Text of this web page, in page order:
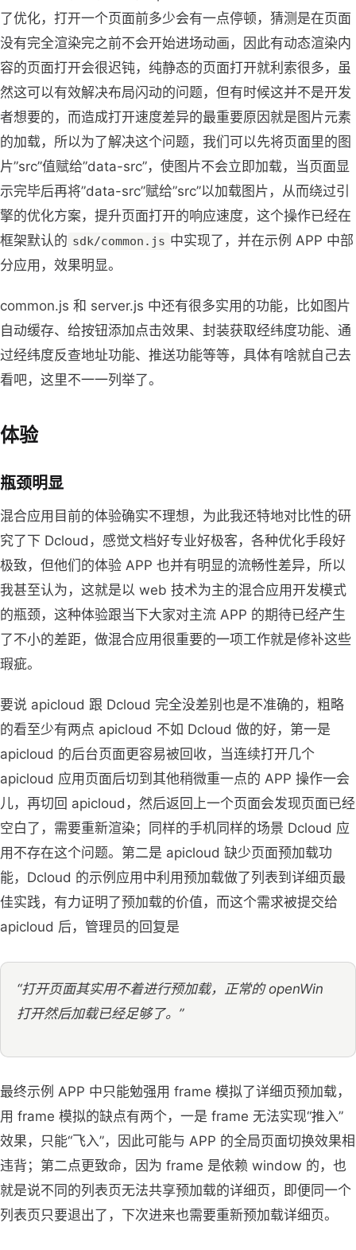
了优化，打开一个页面前多少会有一点停顿，猜测是在页面
没有完全渲染完之前不会开始进场动画，因此有动态渲染内
容的页面打开会很迟钝，纯静态的页面打开就利索很多，虽
然这可以有效解决布局闪动的问题，但有时候这并不是开发
者想要的，而造成打开速度差异的最重要原因就是图片元素
的加载，所以为了解决这个问题，我们可以先将页面里的图
片”src”值赋给”data-src”，使图片不会立即加载，当页面显
示完毕后再将”data-src”赋给”src”以加载图片，从而绕过引
擎的优化方案，提升页面打开的响应速度，这个操作已经在
框架默认的 sdk/common.js 中实现了，并在示例 APP 中部
分应用，效果明显。
common.js 和 server.js 中还有很多实用的功能，比如图片
自动缓存、给按钮添加点击效果、封装获取经纬度功能、通
过经纬度反查地址功能、推送功能等等，具体有啥就自己去
看吧，这里不一一列举了。
体验
瓶颈明显
混合应用目前的体验确实不理想，为此我还特地对比性的研
究了下 Dcloud，感觉文档好专业好极客，各种优化手段好
极致，但他们的体验 APP 也并有明显的流畅性差异，所以
我甚至认为，这就是以 web 技术为主的混合应用开发模式
的瓶颈，这种体验跟当下大家对主流 APP 的期待已经产生
了不小的差距，做混合应用很重要的一项工作就是修补这些
瑕疵。
要说 apicloud 跟 Dcloud 完全没差别也是不准确的，粗略
的看至少有两点 apicloud 不如 Dcloud 做的好，第一是
apicloud 的后台页面更容易被回收，当连续打开几个
apicloud 应用页面后切到其他稍微重一点的 APP 操作一会
儿，再切回 apicloud，然后返回上一个页面会发现页面已经
空白了，需要重新渲染；同样的手机同样的场景 Dcloud 应
用不存在这个问题。第二是 apicloud 缺少页面预加载功
能，Dcloud 的示例应用中利用预加载做了列表到详细页最
佳实践，有力证明了预加载的价值，而这个需求被提交给
apicloud 后，管理员的回复是
“打开页面其实用不着进行预加载，正常的 openWin
打开然后加载已经足够了。”
最终示例 APP 中只能勉强用 frame 模拟了详细页预加载，
用 frame 模拟的缺点有两个，一是 frame 无法实现“推入”
效果，只能“飞入”，因此可能与 APP 的全局页面切换效果相
违背；第二点更致命，因为 frame 是依赖 window 的，也
就是说不同的列表页无法共享预加载的详细页，即便同一个
列表页只要退出了，下次进来也需要重新预加载详细页。